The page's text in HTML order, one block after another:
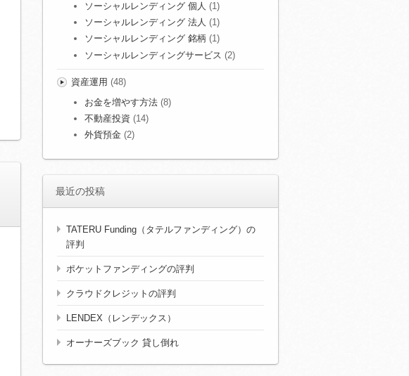
ソーシャルレンディング 個人 (1)
ソーシャルレンディング 法人 (1)
ソーシャルレンディング 銘柄 (1)
ソーシャルレンディングサービス (2)
資産運用 (48)
お金を増やす方法 (8)
不動産投資 (14)
外貨預金 (2)
最近の投稿
TATERU Funding（タテルファンディング）の
評判
ポケットファンディングの評判
クラウドクレジットの評判
LENDEX（レンデックス）
オーナーズブック 貸し倒れ